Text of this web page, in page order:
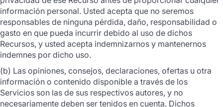
información personal. Usted acepta que no seremos
responsables de ninguna pérdida, daño, responsabilidad o
gasto en que pueda incurrir debido al uso de dichos
Recursos, y usted acepta indemnizarnos y mantenernos
indemnes por dicho uso.
(b) Las opiniones, consejos, declaraciones, ofertas u otra
información o contenido disponible a través de los
Servicios son las de sus respectivos autores, y no
necesariamente deben ser tenidos en cuenta. Dichos